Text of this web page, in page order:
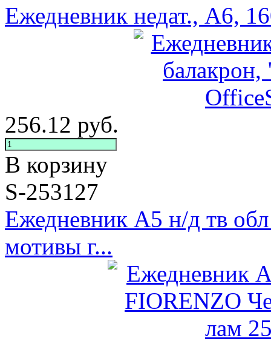
Ежедневник недат., A6,
256.12 руб.
В корзину
S-253127
Ежедневник А5 н/д тв
мотивы г...